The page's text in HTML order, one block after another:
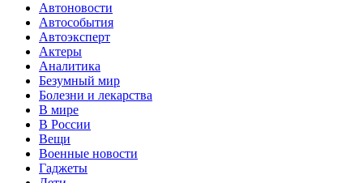
Автоновости
Автособытия
Автоэксперт
Актеры
Аналитика
Безумный мир
Болезни и лекарства
В мире
В России
Вещи
Военные новости
Гаджеты